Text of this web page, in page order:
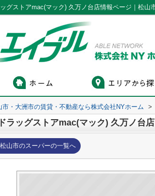
市・大洲市の賃貸・不動産なら株式会社NYホーム >
ドラッグストアmac(マック) 久万ノ台店
山市のスーパーの一覧へ